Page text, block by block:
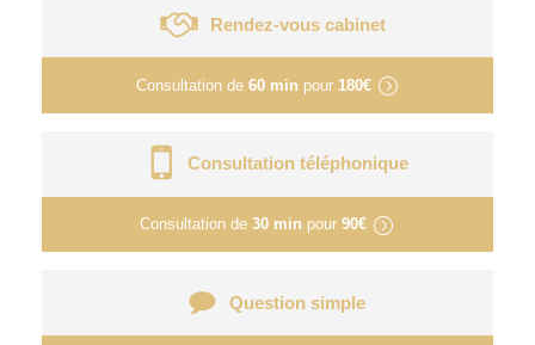
Rendez-vous cabinet
Consultation de 60 min pour 180€
Consultation téléphonique
Consultation de 30 min pour 90€
Question simple